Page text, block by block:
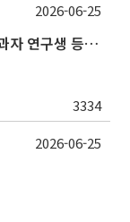
2026학년도 2학기 학위논문제출기한 초과자 연구생 등록 신청 안내[7/10(금)까지]
3334
2026-06-25
2026-06-25